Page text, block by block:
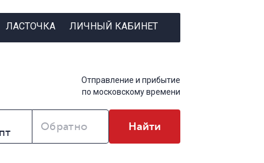
ЛАСТОЧКА ЛИЧНЫЙ КАБИНЕТ
Отправление и прибытие
по московскому времени
Обратно Найти